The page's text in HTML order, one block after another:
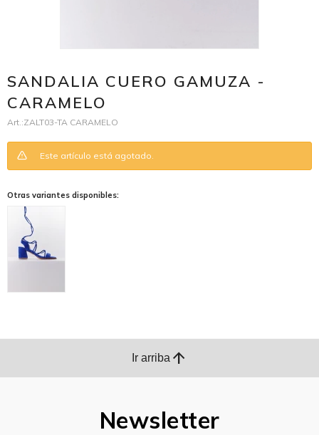
SANDALIA CUERO GAMUZA -
CARAMELO
ZALT03-TA CARAMELO
Este artículo está agotado.
Otras variantes disponibles:
Ir arriba arrow_upward
Newsletter